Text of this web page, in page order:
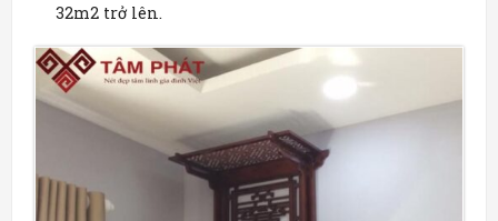
32m2 trở lên.